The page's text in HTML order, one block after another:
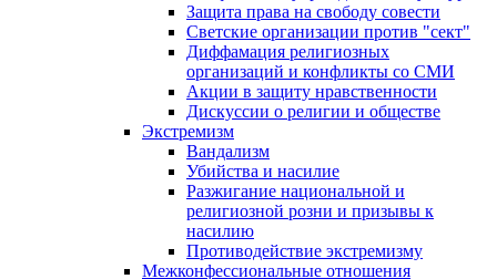
Защита права на свободу совести
Светские организации против "сект"
Диффамация религиозных
организаций и конфликты со СМИ
Акции в защиту нравственности
Дискуссии о религии и обществе
Экстремизм
Вандализм
Убийства и насилие
Разжигание национальной и
религиозной розни и призывы к
насилию
Противодействие экстремизму
Межконфессиональные отношения